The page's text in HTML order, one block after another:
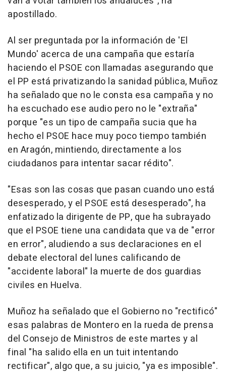
apostillado.
Al ser preguntada por la información de 'El
Mundo' acerca de una campaña que estaría
haciendo el PSOE con llamadas asegurando que
el PP está privatizando la sanidad pública, Muñoz
ha señalado que no le consta esa campaña y no
ha escuchado ese audio pero no le "extraña"
porque "es un tipo de campaña sucia que ha
hecho el PSOE hace muy poco tiempo también
en Aragón, mintiendo, directamente a los
ciudadanos para intentar sacar rédito".
"Esas son las cosas que pasan cuando uno está
desesperado, y el PSOE está desesperado", ha
enfatizado la dirigente de PP, que ha subrayado
que el PSOE tiene una candidata que va de "error
en error", aludiendo a sus declaraciones en el
debate electoral del lunes calificando de
"accidente laboral" la muerte de dos guardias
civiles en Huelva.
Muñoz ha señalado que el Gobierno no "rectificó"
esas palabras de Montero en la rueda de prensa
del Consejo de Ministros de este martes y al
final "ha salido ella en un tuit intentando
rectificar", algo que, a su juicio, "ya es imposible".